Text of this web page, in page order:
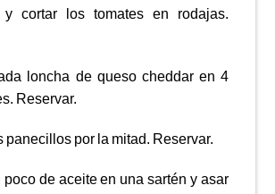
y cortar los tomates en rodajas.
loncha de queso cheddar en 4
Reservar.
panecillos por la mitad. Reservar.
poco de aceite en una sartén y asar